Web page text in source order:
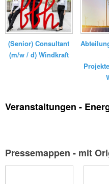
(Senior) Consultant
(m/w / d) Windkraft
Veranstaltungen -
Pressemappen - mit